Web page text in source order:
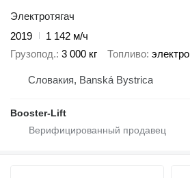
Электротягач
2019
1 142 м/ч
Грузопод. 3 000 кг Топливо электро
Словакия, Banská Bystrica
Booster-Lift